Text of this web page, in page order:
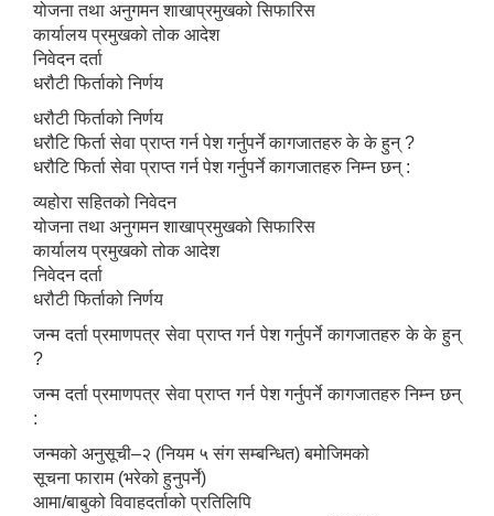
योजना तथा अनुगमन शाखाप्रमुखको सिफारिस
कार्यालय प्रमुखको तोक आदेश
निवेदन दर्ता
धरौटी फिर्ताको निर्णय
धरौटी फिर्ताको निर्णय
धरौटि फिर्ता सेवा प्राप्त गर्न पेश गर्नुपर्ने कागजातहरु के के हुन् ?
धरौटि फिर्ता सेवा प्राप्त गर्न पेश गर्नुपर्ने कागजातहरु निम्न छन् :
व्यहोरा सहितको निवेदन
योजना तथा अनुगमन शाखाप्रमुखको सिफारिस
कार्यालय प्रमुखको तोक आदेश
निवेदन दर्ता
धरौटी फिर्ताको निर्णय
जन्म दर्ता प्रमाणपत्र सेवा प्राप्त गर्न पेश गर्नुपर्ने कागजातहरु के के हुन्
?
जन्म दर्ता प्रमाणपत्र सेवा प्राप्त गर्न पेश गर्नुपर्ने कागजातहरु निम्न छन्
:
जन्मको अनुसूची–२ (नियम ५ संग सम्बन्धित) बमोजिमको
सूचना फाराम (भरेको हुनुपर्ने)
आमा/बाबुको विवाहदर्ताको प्रतिलिपि